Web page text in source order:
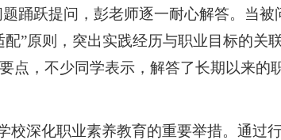
踊跃提问，彭老师逐一耐心解答。当被
”原则，突出实践经历与职业目标的关
点，不少同学表示，解答了长期以来的
校深化职业素养教育的重要举措。通过